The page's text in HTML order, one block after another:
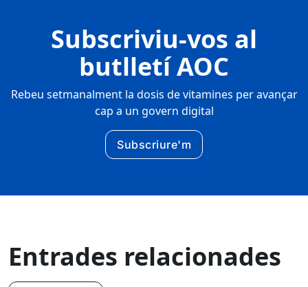
Subscriviu-vos al
butlletí AOC
Rebeu setmanalment la dosis de vitamines per avançar
cap a un govern digital
Subscriure'm
Entrades relacionades